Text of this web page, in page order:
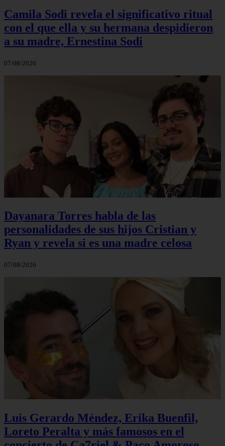
Camila Sodi revela el significativo ritual
con el que ella y su hermana despidieron
a su madre, Ernestina Sodi
07/08/2026
Dayanara Torres habla de las
personalidades de sus hijos Cristian y
Ryan y revela si es una madre celosa
07/08/2026
Luis Gerardo Méndez, Erika Buenfil,
Loreto Peralta y más famosos en el